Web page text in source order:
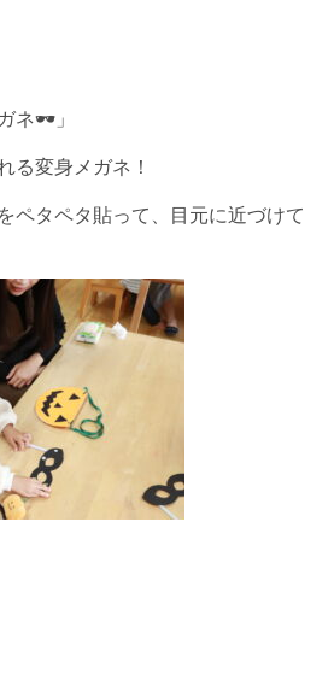
ネ🕶」
る変身メガネ！
ペタペタ貼って、目元に近づけて